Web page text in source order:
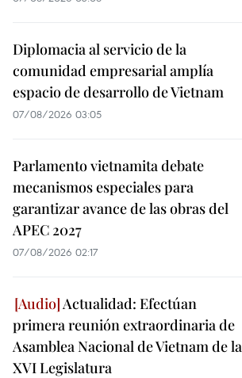
Diplomacia al servicio de la
comunidad empresarial amplía
espacio de desarrollo de Vietnam
07/08/2026 03:05
Parlamento vietnamita debate
mecanismos especiales para
garantizar avance de las obras del
APEC 2027
07/08/2026 02:17
Actualidad: Efectúan
primera reunión extraordinaria de
Asamblea Nacional de Vietnam de la
XVI Legislatura